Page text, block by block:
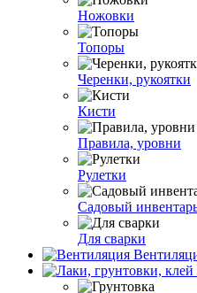
Ножовки
Топоры
Черенки, рукоятки
Кисти
Правила, уровни
Рулетки
Садовый
Для сварки